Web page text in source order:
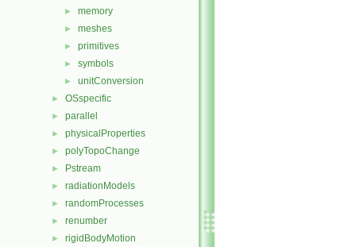
► memory
► meshes
► primitives
► symbols
► unitConversion
► OSspecific
► parallel
► physicalProperties
► polyTopoChange
► Pstream
► radiationModels
► randomProcesses
► renumber
► rigidBodyMotion